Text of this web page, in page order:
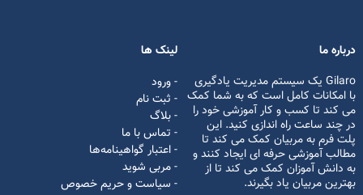
درباره ما
Gilaro یک سیستم مدیریت یادگیری
با امکانات کامل است که به شما کمک
می کند تا کسب و کار آموزشی خود را
در چند ساعت راه اندازی کنید. این
پلت فرم به مربیان کمک می کند تا
مطالب آموزشی حرفه ای ایجاد کنند و
به دانش آموزان کمک می کند تا از
بهترین مربیان یاد بگیرند.
لینک ها
- ورود
- ثبت نام
- بلاگ
- تماس با ما
- اعتبار گواهینامه‌ها
- مربی شوید
- سیاست و حریم خصوص